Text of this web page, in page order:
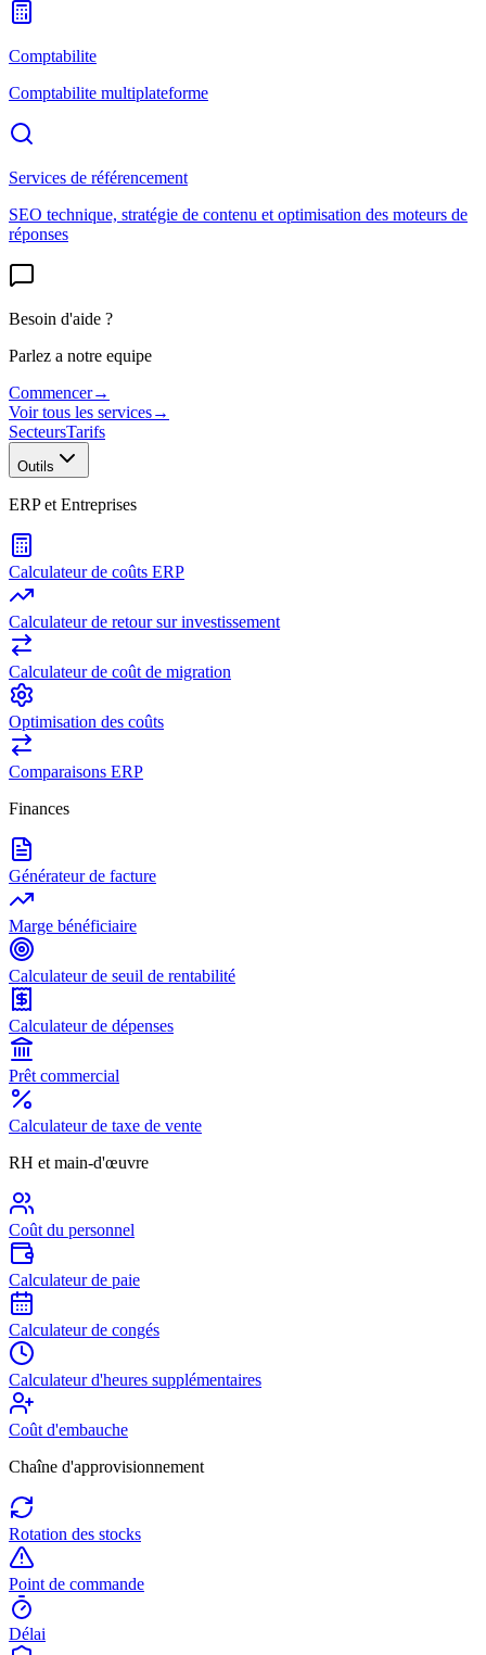
Comptabilite
Comptabilite multiplateforme
Services de référencement
SEO technique, stratégie de contenu et optimisation des moteurs de
réponses
Besoin d'aide ?
Parlez a notre equipe
Commencer→
Voir tous les services→
SecteursTarifs
Outils
ERP et Entreprises
Calculateur de coûts ERP
Calculateur de retour sur investissement
Calculateur de coût de migration
Optimisation des coûts
Comparaisons ERP
Finances
Générateur de facture
Marge bénéficiaire
Calculateur de seuil de rentabilité
Calculateur de dépenses
Prêt commercial
Calculateur de taxe de vente
RH et main-d'œuvre
Coût du personnel
Calculateur de paie
Calculateur de congés
Calculateur d'heures supplémentaires
Coût d'embauche
Chaîne d'approvisionnement
Rotation des stocks
Point de commande
Délai